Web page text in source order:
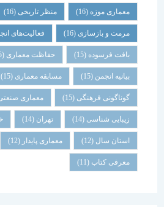
معماری موزه(16) منظر تاریخی (16)
مرمت و بازسازی(16) فعالیت‌های انجمن(16)
بافت فرسوده (15) حفاظت معماری (15)
بیانیه انجمن(15) مسابقه معماری (15)
گوناگونی فرهنگی (15) معماری صنعتی(15)
زیبایی شناسی (14) تهران خدمات
استان سال(12) معماری پایدار (12)
معرفی کتاب(11)